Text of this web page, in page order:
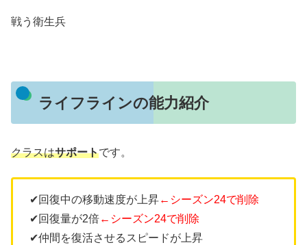
戦う衛生兵
ライフラインの能力紹介
クラスはサポートです。
✔︎回復中の移動速度が上昇←シーズン24で削除
✔︎回復量が2倍←シーズン24で削除
✔︎仲間を復活させるスピードが上昇